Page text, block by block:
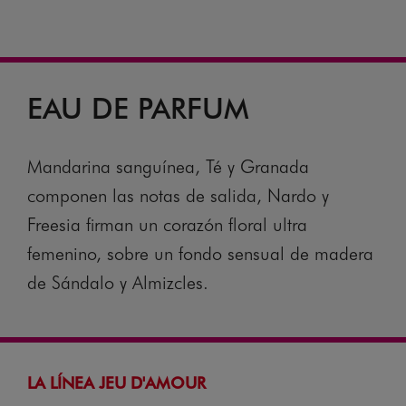
EAU DE PARFUM
Mandarina sanguínea, Té y Granada
componen las notas de salida, Nardo y
Freesia firman un corazón floral ultra
femenino, sobre un fondo sensual de madera
de Sándalo y Almizcles.
LA LÍNEA JEU D'AMOUR